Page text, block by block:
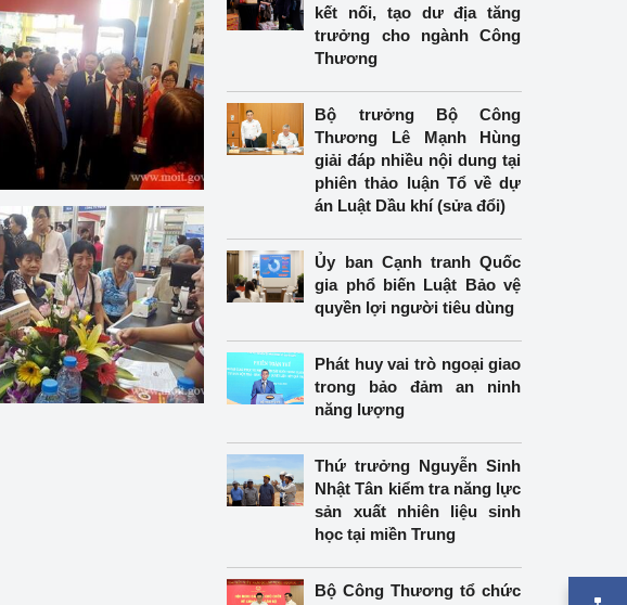
kết nối, tạo dư địa tăng
trưởng cho ngành Công
Thương
Bộ trưởng Bộ Công
Thương Lê Mạnh Hùng
giải đáp nhiều nội dung tại
phiên thảo luận Tổ về dự
án Luật Dầu khí (sửa đổi)
Ủy ban Cạnh tranh Quốc
gia phổ biến Luật Bảo vệ
quyền lợi người tiêu dùng
Phát huy vai trò ngoại giao
trong bảo đảm an ninh
năng lượng
Thứ trưởng Nguyễn Sinh
Nhật Tân kiểm tra năng lực
sản xuất nhiên liệu sinh
học tại miền Trung
Bộ Công Thương tổ chức